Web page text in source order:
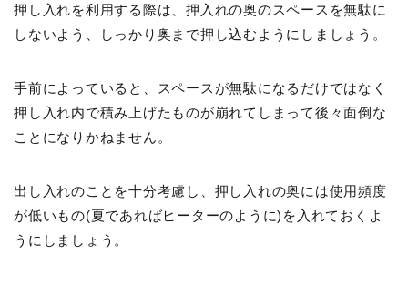
押し入れを利用する際は、押入れの奥のスペースを無駄に
しないよう、しっかり奥まで押し込むようにしましょう。
手前によっていると、スペースが無駄になるだけではなく
押し入れ内で積み上げたものが崩れてしまって後々面倒な
ことになりかねません。
出し入れのことを十分考慮し、押し入れの奥には使用頻度
が低いもの(夏であればヒーターのように)を入れておくよ
うにしましょう。